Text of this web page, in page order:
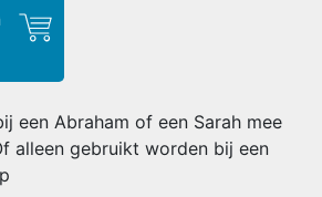
een Abraham of een Sarah mee
alleen gebruikt worden bij een